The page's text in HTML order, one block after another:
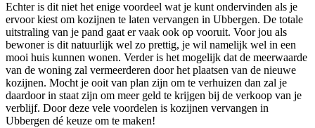
Echter is dit niet het enige voordeel wat je kunt ondervinden als je
ervoor kiest om kozijnen te laten vervangen in Ubbergen. De totale
uitstraling van je pand gaat er vaak ook op vooruit. Voor jou als
bewoner is dit natuurlijk wel zo prettig, je wil namelijk wel in een
mooi huis kunnen wonen. Verder is het mogelijk dat de meerwaarde
van de woning zal vermeerderen door het plaatsen van de nieuwe
kozijnen. Mocht je ooit van plan zijn om te verhuizen dan zal je
daardoor in staat zijn om meer geld te krijgen bij de verkoop van je
verblijf. Door deze vele voordelen is kozijnen vervangen in
Ubbergen dé keuze om te maken!